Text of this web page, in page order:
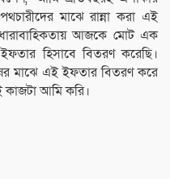
মাঝে রান্না করা এই
আজকে মোট এক
হিসাবে বিতরণ করেছি।
মাঝে এই ইফতার বিতরণ করে
কাজটা আমি করি।